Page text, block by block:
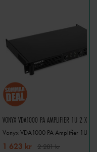
VONYX VDA1000 PA AMPLIFIER 1U 2
Vonyx VDA1000 PA Amplifier 1U 2
1 623 kr 2 281 kr